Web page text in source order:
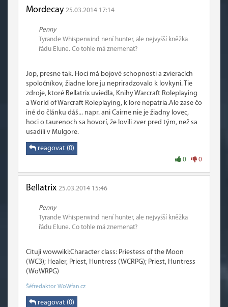
Mordecay 25.03.2014 17:14
Penny
Tyrande Whisperwind není hunter, ale nejvyšší kněžka
řádu Elune. Co tohle má znemenat?
Jop, presne tak. Hoci má bojové schopnosti a zvieracích
spoločníkov, žiadne lore ju nepriradzovalo k lovkyni. Tie
zdroje, ktoré Bellatrix uviedla, Knihy Warcraft Roleplaying
a World of Warcraft Roleplaying, k lore nepatria.Ale zase čo
iné do článku dáš... napr. ani Cairne nie je žiadny lovec,
hoci o taurenoch sa hovorí, že lovili zver pred tým, než sa
usadili v Mulgore.
reagovat (0)
0 0
Bellatrix 25.03.2014 15:46
Penny
Tyrande Whisperwind není hunter, ale nejvyšší kněžka
řádu Elune. Co tohle má znemenat?
Cituji wowwiki:Character class: Priestess of the Moon
(WC3); Healer, Priest, Huntress (WCRPG); Priest, Huntress
(WoWRPG)
Šéfredaktor WoWfan.cz
reagovat (0)